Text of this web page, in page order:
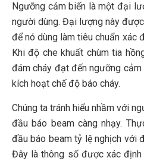
Ngưỡng cảm biến là một đại
người dùng. Đại lượng này
để nó dùng làm tiêu chuẩn xác
Khi độ che khuất chùm tia
đám cháy đạt đến ngưỡng
kích hoạt chế độ báo cháy.
Chúng ta tránh hiểu nhầm với
đầu báo beam càng nhạy.
đầu báo beam tỷ lệ nghịch với
Đây là thông số được xác